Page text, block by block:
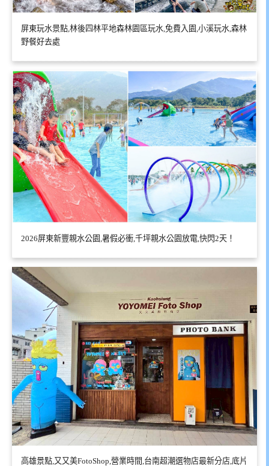
屏東玩水景點,林後四林平地森林園區玩水,免費入園,小溪玩水,森林
野餐好去處
2026屏東新豐親水公園,暑假必衝,千坪親水公園放電,快閃2天！
高雄景點,又又美FotoShop,營業時間,台南超潮選物店最新分店,底片